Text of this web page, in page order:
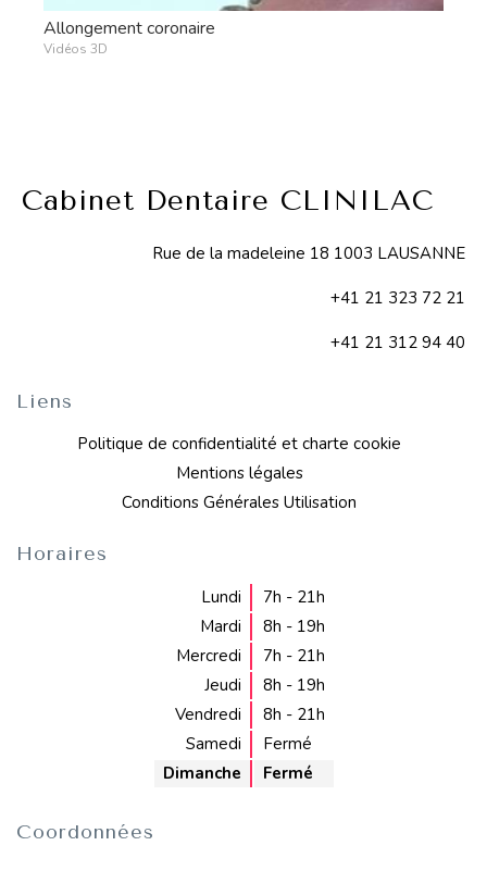
Allongement coronaire
Vidéos 3D
Cabinet Dentaire CLINILAC
Rue de la madeleine 18 1003 LAUSANNE
+41 21 323 72 21
+41 21 312 94 40
Liens
Politique de confidentialité et charte cookie
Mentions légales
Conditions Générales Utilisation
Horaires
Lundi
7h - 21h
Mardi
8h - 19h
Mercredi
7h - 21h
Jeudi
8h - 19h
Vendredi
8h - 21h
Samedi
Fermé
Dimanche
Fermé
Coordonnées